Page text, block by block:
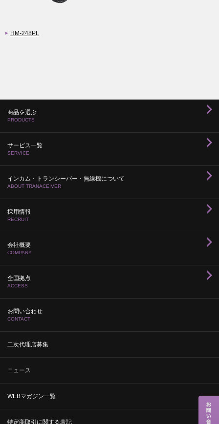
HM-248PL
商品を選ぶ
PRODUCTS
サービス一覧
SERVICE
インカム・トランシーバー・無線機について
ABOUT TRANACEIVER
採用情報
RECRUIT
会社概要
COMPANY
全国拠点
ACCESS
お問い合わせ
CONTACT
二次代理店募集
ニュース
WEBマガジン一覧
特定商取引に関する表記